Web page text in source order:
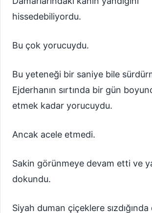
hissedebiliyordu.
Bu çok yorucuydu.
Bu yeteneği bir saniye bile
Ejderhanın sırtında bir gün
etmek kadar yorucuydu.
Ancak acele etmedi.
Sakin görünmeye devam etti ve
dokundu.
Siyah duman çiçeklere